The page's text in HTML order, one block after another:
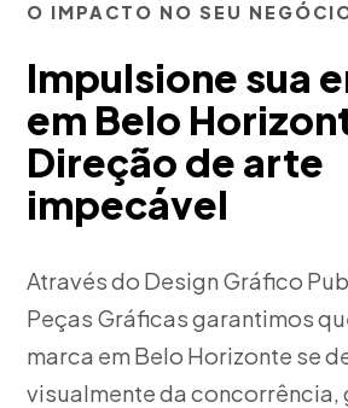
O IMPACTO NO SEU
Impulsione sua
em Belo
Direção de arte
impecável
Através do Design Gráfico
Peças Gráficas garantimos
marca em Belo Horizonte se
visualmente da concorrência,